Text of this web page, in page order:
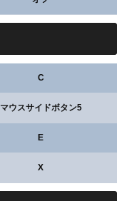
C
マウスサイドボタン5
E
X